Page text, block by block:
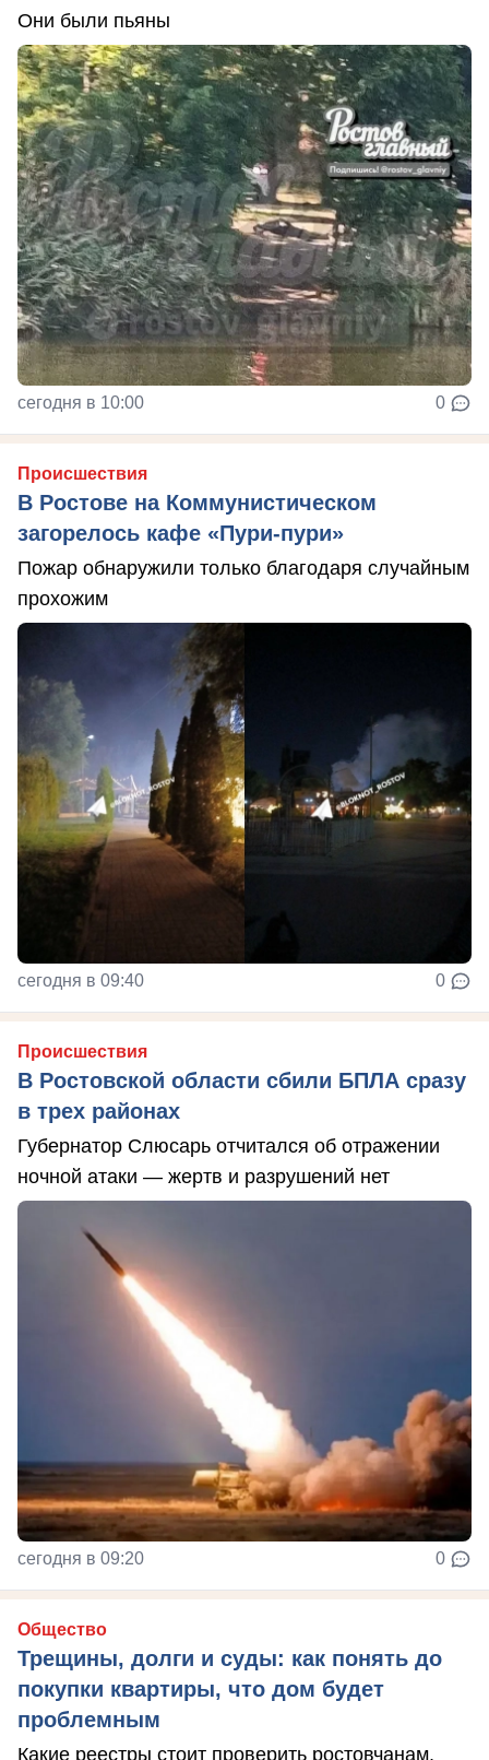
Они были пьяны
сегодня в 10:00 0
Происшествия
В Ростове на Коммунистическом
загорелось кафе «Пури-пури»
Пожар обнаружили только благодаря случайным
прохожим
сегодня в 09:40 0
Происшествия
В Ростовской области сбили БПЛА сразу
в трех районах
Губернатор Слюсарь отчитался об отражении
ночной атаки — жертв и разрушений нет
сегодня в 09:20 0
Общество
Трещины, долги и суды: как понять до
покупки квартиры, что дом будет
проблемным
Какие реестры стоит проверить ростовчанам,